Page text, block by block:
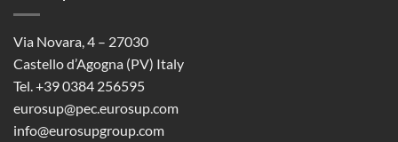
Via Novara, 4 – 27030
Castello d’Agogna (PV) Italy
Tel. +39 0384 256595
eurosup@pec.eurosup.com
info@eurosupgroup.com